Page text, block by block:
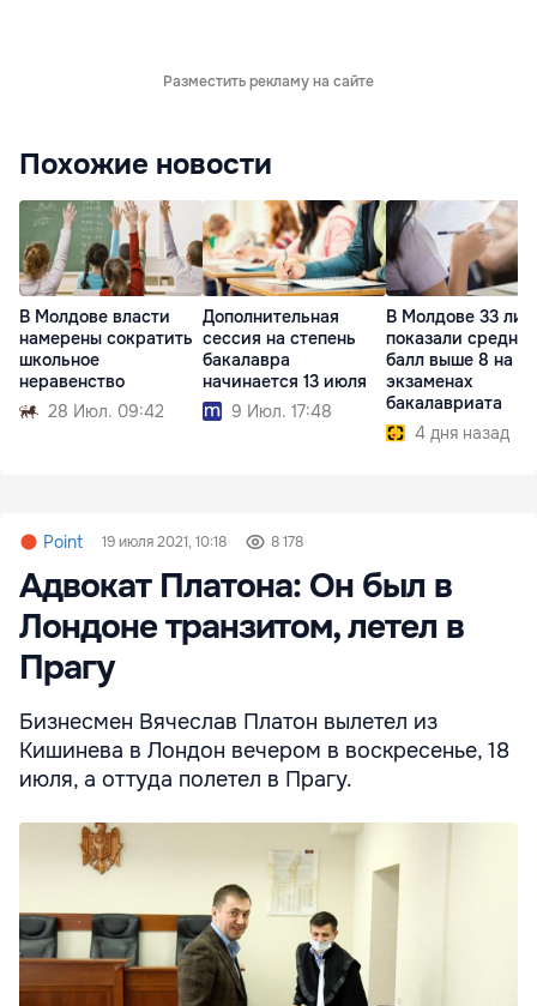
Разместить рекламу на сайте
Похожие новости
В Молдове власти
намерены сократить
школьное
неравенство
28 Июл. 09:42
Дополнительная
сессия на степень
бакалавра
начинается 13 июля
9 Июл. 17:48
В Молдове 33
показали
балл выше 8 на
экзаменах
бакалавриата
4 дня назад
Point 19 июля 2021, 10:18 8 178
Адвокат Платона: Он был в
Лондоне транзитом, летел в
Прагу
Бизнесмен Вячеслав Платон вылетел из
Кишинева в Лондон вечером в воскресенье, 18
июля, а оттуда полетел в Прагу.